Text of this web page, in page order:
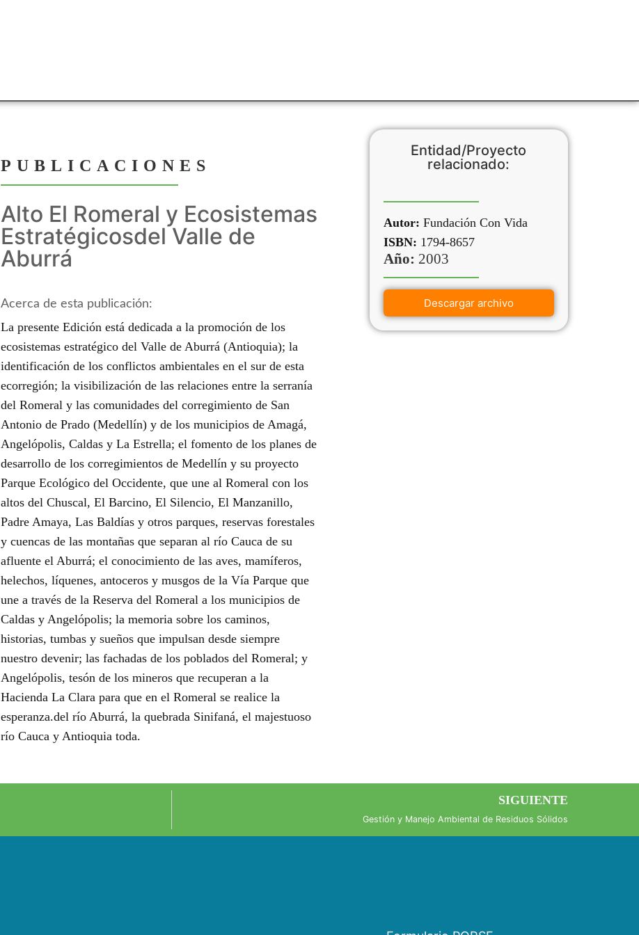
PUBLICACIONES
Alto El Romeral y Ecosistemas
Estratégicosdel Valle de
Aburrá
Acerca de esta publicación:
La presente Edición está dedicada a la promoción de los
ecosistemas estratégico del Valle de Aburrá (Antioquia); la
identificación de los conflictos ambientales en el sur de esta
ecorregión; la visibilización de las relaciones entre la serranía
del Romeral y las comunidades del corregimiento de San
Antonio de Prado (Medellín) y de los municipios de Amagá,
Angelópolis, Caldas y La Estrella; el fomento de los planes de
desarrollo de los corregimientos de Medellín y su proyecto
Parque Ecológico del Occidente, que une al Romeral con los
altos del Chuscal, El Barcino, El Silencio, El Manzanillo,
Padre Amaya, Las Baldías y otros parques, reservas forestales
y cuencas de las montañas que separan al río Cauca de su
afluente el Aburrá; el conocimiento de las aves, mamíferos,
helechos, líquenes, antoceros y musgos de la Vía Parque que
une a través de la Reserva del Romeral a los municipios de
Caldas y Angelópolis; la memoria sobre los caminos,
historias, tumbas y sueños que impulsan desde siempre
nuestro devenir; las fachadas de los poblados del Romeral; y
Angelópolis, tesón de los mineros que recuperan a la
Hacienda La Clara para que en el Romeral se realice la
esperanza.del río Aburrá, la quebrada Sinifaná, el majestuoso
río Cauca y Antioquia toda.
Entidad/Proyecto
relacionado:
Autor: Fundación Con Vida
ISBN: 1794-8657
Año: 2003
Descargar archivo
SIGUIENTE
Gestión y Manejo Ambiental de Residuos Sólidos